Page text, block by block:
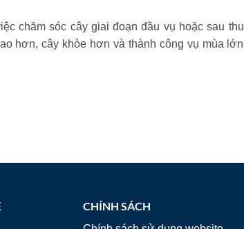
chăm sóc cây giai đoạn đầu vụ hoặc sau thu
hơn, cây khỏe hơn và thành công vụ mùa lớn
CHÍNH SÁCH